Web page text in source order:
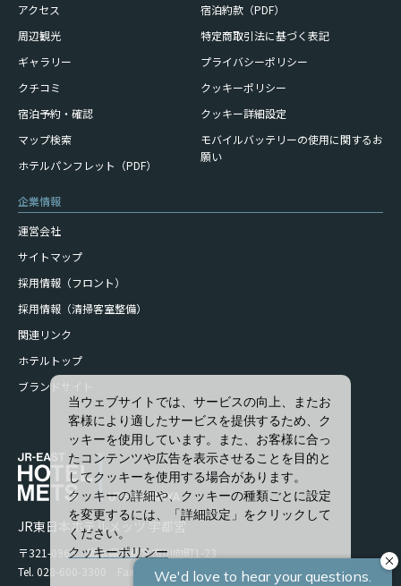
アクセス
周辺観光
ギャラリー
クチコミ
宿泊予約・確認
マップ検索
ホテルパンフレット（PDF）
宿泊約款（PDF）
特定商取引法に基づく表記
プライバシーポリシー
クッキーポリシー
クッキー詳細設定
モバイルバッテリーの使用に関するお
願い
企業情報
運営会社
サイトマップ
採用情報（フロント）
採用情報（清掃客室整備）
関連リンク
ホテルトップ
ブランドサイト
JR東日本ホテルメッツ 宇都宮
〒321-0965 栃木県宇都宮市川向町1-23
Tel. 028-600-3300 Fax. 028-600-3313
当ウェブサイトでは、サービスの向上、またお
客様により適したサービスを提供するため、ク
ッキーを使用しています。また、お客様に合っ
たコンテンツや広告を表示させることを目的と
してクッキーを使用する場合があります。
クッキーの詳細や、クッキーの種類ごとに設定
を変更するには、「詳細設定」をクリックして
ください。
クッキーポリシー